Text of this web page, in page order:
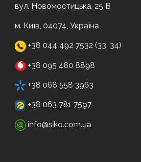
вул. Новомостицька, 25 В
м. Київ, 04074, Україна
+38 044 492 7532 (33, 34)
+38 095 480 8898
+38 068 558 3963
+38 063 781 7597
info@siko.com.ua